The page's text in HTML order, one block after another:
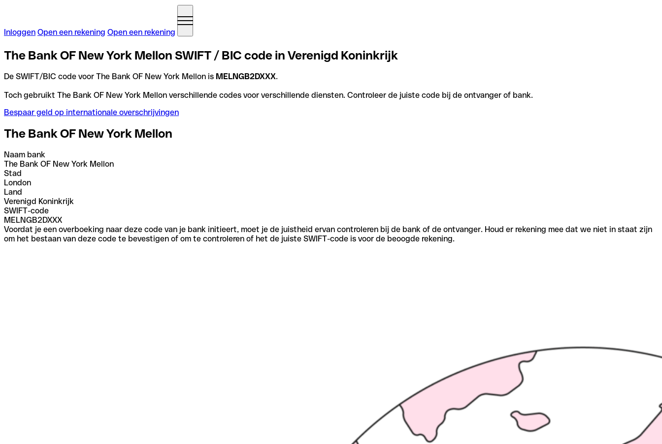
Inloggen Open een rekening Open een rekening
The Bank OF New York Mellon SWIFT / BIC code in Verenigd Koninkrijk
De SWIFT/BIC code voor The Bank OF New York Mellon is MELNGB2DXXX.
Toch gebruikt The Bank OF New York Mellon verschillende codes voor verschillende diensten. Controleer de juiste code bij de ontvanger of bank.
Bespaar geld op internationale overschrijvingen
The Bank OF New York Mellon
Naam bank
The Bank OF New York Mellon
Stad
London
Land
Verenigd Koninkrijk
SWIFT-code
MELNGB2DXXX
Voordat je een overboeking naar deze code van je bank initieert, moet je de juistheid ervan controleren bij de bank of de ontvanger. Houd er rekening mee dat we niet in staat zijn
om het bestaan van deze code te bevestigen of om te controleren of het de juiste SWIFT-code is voor de beoogde rekening.